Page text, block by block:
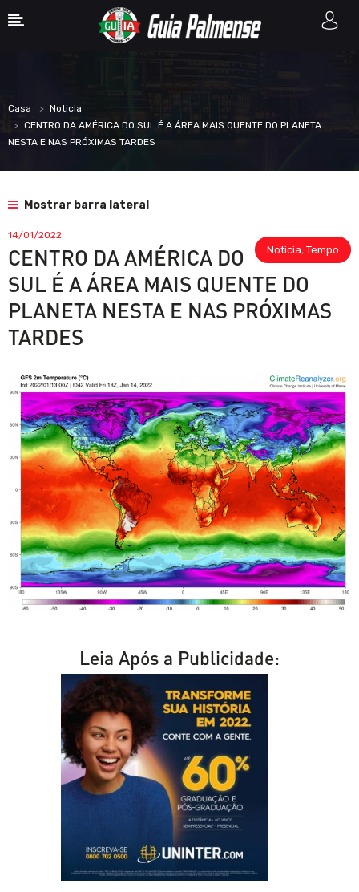
Casa
Noticia
CENTRO DA AMÉRICA DO SUL É A ÁREA MAIS QUENTE DO PLANETA
NESTA E NAS PRÓXIMAS TARDES
Mostrar barra lateral
Noticia, Tempo
14/01/2022
CENTRO DA AMÉRICA DO
SUL É A ÁREA MAIS QUENTE DO
PLANETA NESTA E NAS PRÓXIMAS
TARDES
Leia Após a Publicidade: